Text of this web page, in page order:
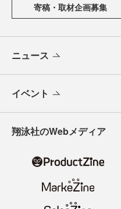
寄稿・取材企画募集
ニュース
イベント
翔泳社のWebメディア